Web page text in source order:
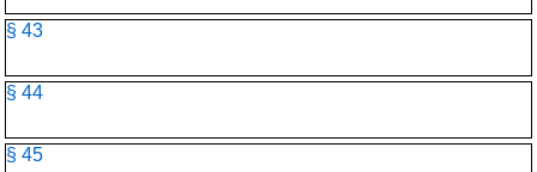
§ 43
§ 44
§ 45